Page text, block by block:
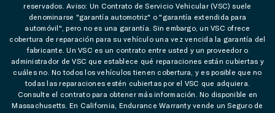
reservados. Aviso: Un Contrato de Servicio Vehicular (VSC) suele
denominarse "garantía automotriz" o "garantía extendida para
automóvil", pero no es una garantía. Sin embargo, un VSC ofrece
cobertura de reparación para su vehículo una vez vencida la garantía del
fabricante. Un VSC es un contrato entre usted y un proveedor o
administrador de VSC que establece qué reparaciones están cubiertas y
cuáles no. No todos los vehículos tienen cobertura, y es posible que no
todas las reparaciones estén cubiertas por el VSC que adquiera.
Consulte el contrato para obtener más información. No disponible en
Massachusetts. En California, Endurance Warranty vende un Seguro de